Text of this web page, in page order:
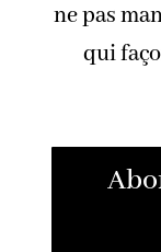
ne pas
qui